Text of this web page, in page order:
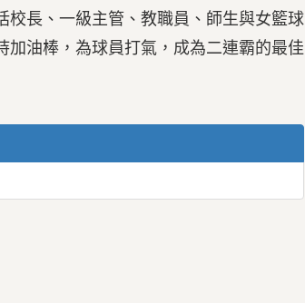
長、一級主管、教職員、師生與女籃球
加油棒，為球員打氣，成為二連霸的最佳